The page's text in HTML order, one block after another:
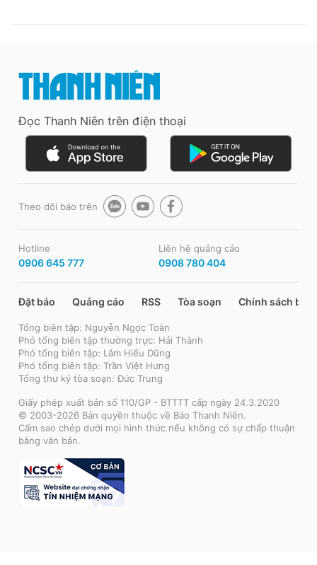
Đọc Thanh Niên trên điện thoại
Theo dõi báo trên
Hotline
0906 645 777
Liên hệ quảng cáo
0908 780 404
Đặt báo Quảng cáo RSS Tòa soạn Chính sách bảo
Tổng biên tập: Nguyễn Ngọc Toàn
Phó tổng biên tập thường trực: Hải Thành
Phó tổng biên tập: Lâm Hiếu Dũng
Phó tổng biên tập: Trần Việt Hưng
Tổng thư ký tòa soạn: Đức Trung
Giấy phép xuất bản số 110/GP - BTTTT cấp ngày 24.3.2020
© 2003-2026 Bản quyền thuộc về Báo Thanh Niên.
Cấm sao chép dưới mọi hình thức nếu không có sự chấp thuận
bằng văn bản.